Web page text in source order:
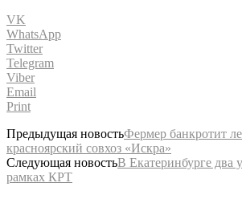
VK
WhatsApp
Twitter
Telegram
Viber
Email
Print
Предыдущая новостьФермер банкротит
красноярский совхоз «Искра»
Следующая новостьВ Екатеринбурге два
рамках КРТ